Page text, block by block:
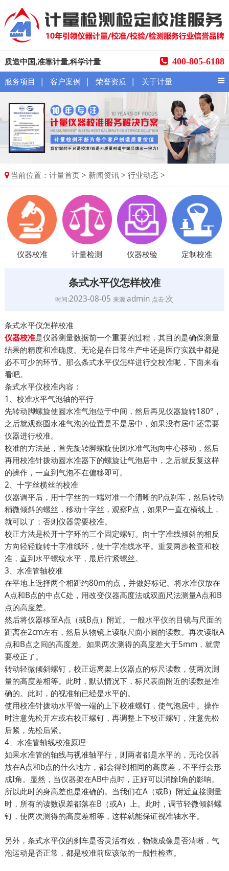
质造中国,准靠计量,科学计量 400-805-6188
服务项目 | 客户案例 | 荣誉资质 | 关于计量
当前位置：计量首页 > 新闻资讯 >行业动态 >
仪器校准 计量检测 仪器校验 定制校准
条式水平仪怎样校准
时间:2023-08-05来源:admin 点击:次
条式水平仪怎样校准
仪器校准是仪器测量数据前一个重要的过程，其目的是确保测量
结果的精度和准确度。无论是在日常生产中还是医疗实践中都是
必不可少的环节。那么条式水平仪怎样进行交校准呢，下面来看
看吧。
条式水平仪校准内容：
1、校准水平气泡轴的平行
先转动脚螺旋使圆水准气泡位于中间，然后再见仪器旋转180°，
之后就观察圆水准气泡的位置是不是居中，如果没有居中还需要
仪器进行校准。
校准的方法是，首先旋转脚螺旋使圆水准气泡向中心移动，然后
再用校准针拨动圆水准器下的螺旋让气泡居中，之后就反复这样
的操作，一直到气泡不在偏移即可。
2、十字丝横丝的校准
仪器调平后，用十字丝的一端对准一个清晰的P点刹车，然后转动
稍微倾斜的螺丝，移动十字丝，观察P点，如果P一直在横线上，
就可以了；否则仪器需要校准。
校正方法是松开十字环的三个固定螺钉。向十字准线倾斜的相反
方向轻轻旋转十字准线环，使十字准线水平。重复两步检查和校
准，直到水平螺纹水平，最后拧紧螺丝。
3、水准管轴校准
在平地上选择两个相距约80m的点，并做好标记。将水准仪放在
A点和B点的中点C处，用改变仪器高度法或双面尺法测量A点和B
点的高度差。
然后将仪器移至A点（或B点）附近。一般水平仪的目镜与尺面的
距离在2cm左右，然后从物镜上读取尺面小圆的读数。再次读取A
点和B点之间的高度差。如果两次测得的高度差大于5mm，就需
要校正了。
转动轻微倾斜螺钉，校正远离架上仪器点的标尺读数，使两次测
量的高度差相等。此时，默认情况下，标尺表面附近的读数是准
确的。此时，的视准轴已经是水平的。
使用校准针拨动水平管一端的上下校准螺钉，使气泡居中。操作
时注意先松开左或右校正螺钉，再调整上下校正螺钉，注意先松
后紧，先松后紧。
4、水准管轴线校准原理
如果水准管的轴线与视准轴平行，则两者都是水平的，无论仪器
放在A点和b点的什么地方，都会得到相同的高度差，不平行会形
成I角。显然，当仪器架在AB中点时，正好可以消除I角的影响。
所以此时的身高差也是准确的。当我们在A（或B）附近直接测量
时，所有的读数误差都落在B（或A）上。此时，调节轻微倾斜螺
钉，使两次测得的高度差相等，这样就能保证视准轴水平。
另外，条式水平仪的刹车是否灵活有效，物镜成像是否清晰，气
泡运动是否正常，都是校准前应该做的一般性检查。